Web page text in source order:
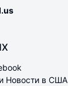
Новости в США